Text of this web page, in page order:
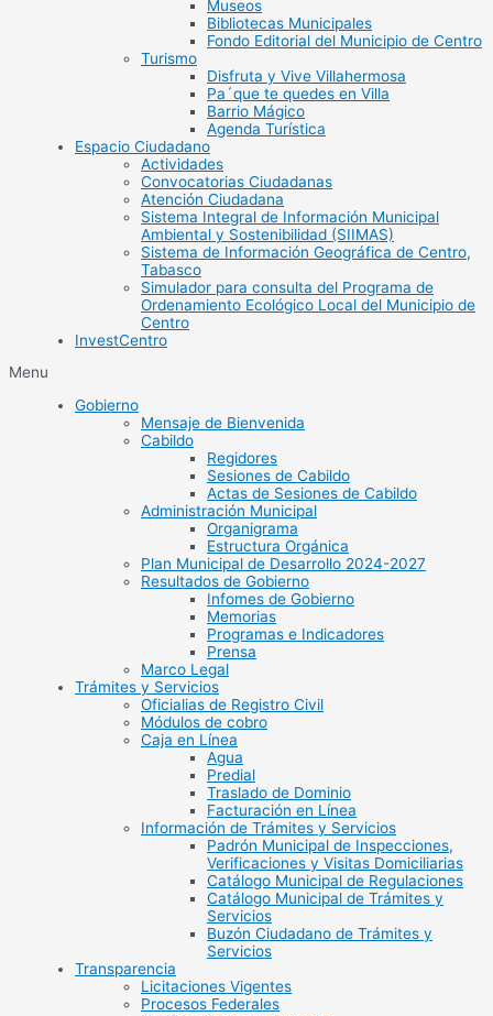
Museos
Bibliotecas Municipales
Fondo Editorial del Municipio de Centro
Turismo
Disfruta y Vive Villahermosa
Pa´que te quedes en Villa
Barrio Mágico
Agenda Turística
Espacio Ciudadano
Actividades
Convocatorias Ciudadanas
Atención Ciudadana
Sistema Integral de Información Municipal
Ambiental y Sostenibilidad (SIIMAS)
Sistema de Información Geográfica de Centro,
Tabasco
Simulador para consulta del Programa de
Ordenamiento Ecológico Local del Municipio de
Centro
InvestCentro
Menu
Gobierno
Mensaje de Bienvenida
Cabildo
Regidores
Sesiones de Cabildo
Actas de Sesiones de Cabildo
Administración Municipal
Organigrama
Estructura Orgánica
Plan Municipal de Desarrollo 2024-2027
Resultados de Gobierno
Infomes de Gobierno
Memorias
Programas e Indicadores
Prensa
Marco Legal
Trámites y Servicios
Oficialias de Registro Civil
Módulos de cobro
Caja en Línea
Agua
Predial
Traslado de Dominio
Facturación en Línea
Información de Trámites y Servicios
Padrón Municipal de Inspecciones,
Verificaciones y Visitas Domiciliarias
Catálogo Municipal de Regulaciones
Catálogo Municipal de Trámites y
Servicios
Buzón Ciudadano de Trámites y
Servicios
Transparencia
Licitaciones Vigentes
Procesos Federales